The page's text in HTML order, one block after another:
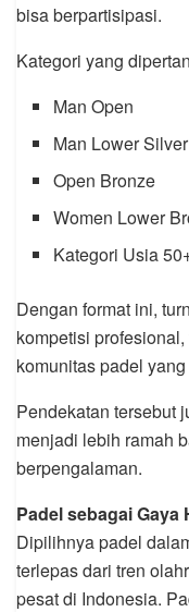
bisa berpartisipasi.
Kategori yang
Man Open
Man Lower Silver
Open Bronze
Women Lower
Kategori Usia
Dengan format ini,
kompetisi
komunitas padel
Pendekatan tersebut
menjadi lebih ramah
berpengalaman.
Padel sebagai
Dipilihnya padel
terlepas dari tren
pesat di Indonesia.